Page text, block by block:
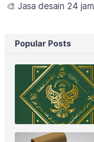
🎨 Jasa desain 24 jam
Popular Posts